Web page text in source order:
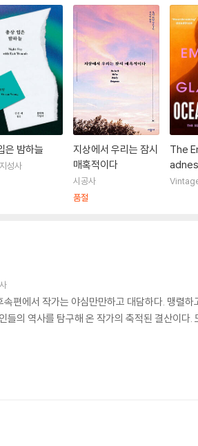
. 2025년 《타임》이 ‘차세대 100인’에 선정하
은 밤하늘
성사
지상에서 우리는 잠시
매혹적이다
시공사
품절
The
속편에서 작가는 야심만만하고 대담하다. 맹렬
들의 역사를 탐구해 온 작가의 축적된 결산이다